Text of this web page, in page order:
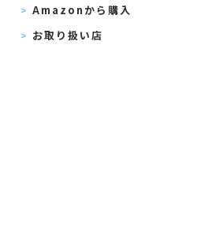
Amazonから購入
お取り扱い店